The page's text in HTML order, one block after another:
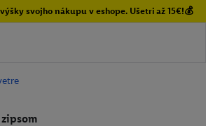
svojho nákupu v eshope. Ušetri až 15€!💰